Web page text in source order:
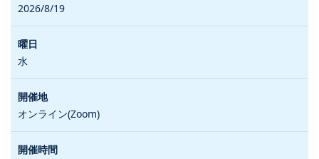
2026/8/19
水
オンライン(Zoom)